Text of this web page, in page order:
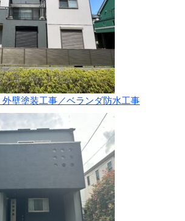
塗装工事／ベランダ防水工事